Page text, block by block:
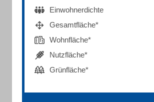
Einwohnerdichte
Gesamtfläche*
Wohnfläche*
Nutzfläche*
Grünfläche*